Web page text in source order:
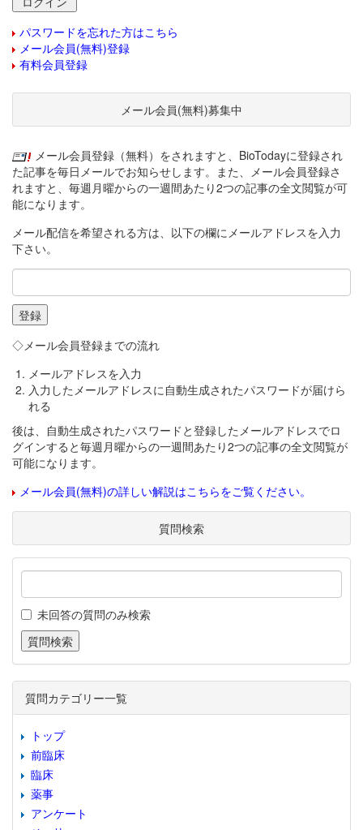
パスワードを忘れた方はこちら
メール会員(無料)登録
有料会員登録
メール会員(無料)募集中
メール会員登録（無料）をされますと、BioTodayに登録され
た記事を毎日メールでお知らせします。また、メール会員登録さ
れますと、毎週月曜からの一週間あたり2つの記事の全文閲覧が可
能になります。
メール配信を希望される方は、以下の欄にメールアドレスを入力
下さい。
◇メール会員登録までの流れ
メールアドレスを入力
入力したメールアドレスに自動生成されたパスワードが届けら
れる
後は、自動生成されたパスワードと登録したメールアドレスでロ
グインすると毎週月曜からの一週間あたり2つの記事の全文閲覧が
可能になります。
メール会員(無料)の詳しい解説はこちらをご覧ください。
質問検索
未回答の質問のみ検索
質問カテゴリー一覧
トップ
前臨床
臨床
薬事
アンケート